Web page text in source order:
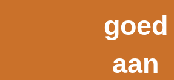
goed
aan